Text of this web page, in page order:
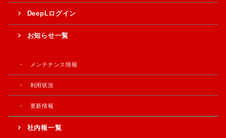
DeepLログイン
お知らせ一覧
メンテナンス情報
利用状況
更新情報
社内報一覧